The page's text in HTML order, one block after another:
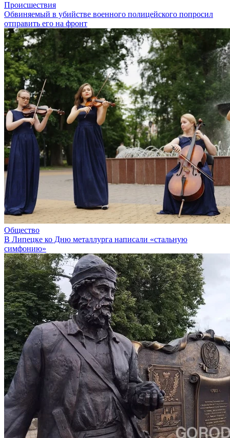
Происшествия
Обвиняемый в убийстве военного полицейского попросил
отправить его на фронт
Общество
В Липецке ко Дню металлурга написали «стальную
симфонию»